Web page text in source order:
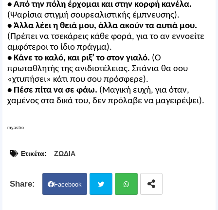
• Από την πόλη έρχομαι και στην κορφή κανέλα.
(Ψαρίσια στιγμή σουρεαλιστικής έμπνευσης).
• Άλλα λέει η θειά μου, άλλα ακούν τα αυτιά μου.
(Πρέπει να τσεκάρεις κάθε φορά, για το αν εννοείτε
αμφότεροι το ίδιο πράγμα).
• Κάνε το καλό, και ριξ’ το στον γιαλό. (Ο
πρωταθλητής της ανιδιοτέλειας. Σπάνια θα σου
«χτυπήσει» κάτι που σου πρόσφερε).
• Πέσε πίτα να σε φάω. (Μαγική ευχή, για όταν,
χαμένος στα δικά του, δεν πρόλαβε να μαγειρέψει).
myastro
Ετικέτα: ΖΩΔΙΑ
Facebook